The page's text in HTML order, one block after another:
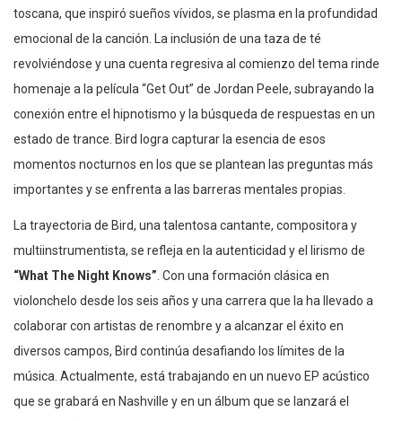
toscana, que inspiró sueños vívidos, se plasma en la profundidad
emocional de la canción. La inclusión de una taza de té
revolviéndose y una cuenta regresiva al comienzo del tema rinde
homenaje a la película “Get Out” de Jordan Peele, subrayando la
conexión entre el hipnotismo y la búsqueda de respuestas en un
estado de trance. Bird logra capturar la esencia de esos
momentos nocturnos en los que se plantean las preguntas más
importantes y se enfrenta a las barreras mentales propias.
La trayectoria de Bird, una talentosa cantante, compositora y
multiinstrumentista, se refleja en la autenticidad y el lirismo de
“What The Night Knows” . Con una formación clásica en
violonchelo desde los seis años y una carrera que la ha llevado a
colaborar con artistas de renombre y a alcanzar el éxito en
diversos campos, Bird continúa desafiando los límites de la
música. Actualmente, está trabajando en un nuevo EP acústico
que se grabará en Nashville y en un álbum que se lanzará el